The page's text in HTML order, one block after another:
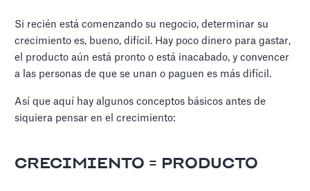
Si recién está comenzando su negocio, determinar su
crecimiento es, bueno, difícil. Hay poco dinero para gastar,
el producto aún está pronto o está inacabado, y convencer
a las personas de que se unan o paguen es más difícil.
Así que aquí hay algunos conceptos básicos antes de
siquiera pensar en el crecimiento:
CRECIMIENTO = PRODUCTO